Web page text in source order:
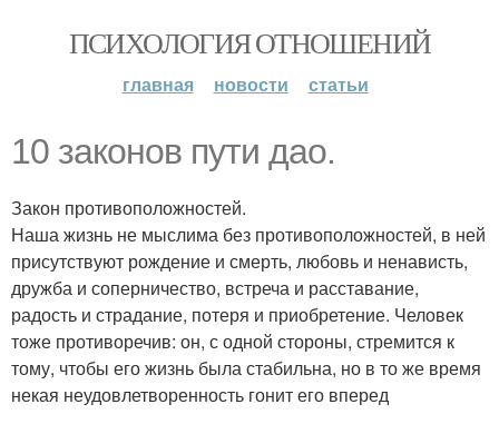
ПСИХОЛОГИЯ ОТНОШЕНИЙ
главная новости статьи
10 законов пути дао.
Закон противоположностей.
Наша жизнь не мыслима без противоположностей, в ней
присутствуют рождение и смерть, любовь и ненависть,
дружба и соперничество, встреча и расставание,
радость и страдание, потеря и приобретение. Человек
тоже противоречив: он, с одной стороны, стремится к
тому, чтобы его жизнь была стабильна, но в то же время
некая неудовлетворенность гонит его вперед